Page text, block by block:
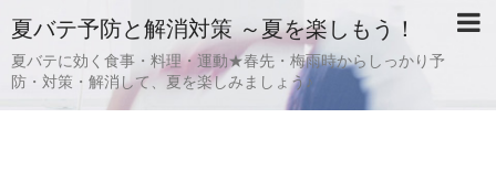
夏バテ予防と解消対策 ～夏を楽しもう！
夏バテに効く食事・料理・運動★春先・梅雨時からしっかり予
防・対策・解消して、夏を楽しみましょう♪